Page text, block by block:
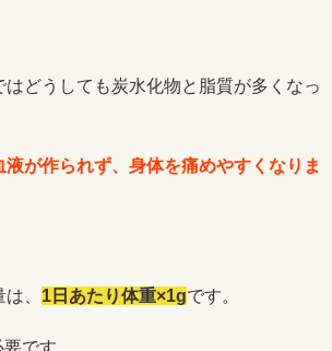
どうしても炭水化物と脂質が多くなっ
が作られず、身体を痛めやすくなりま
、 1日あたり体重×1gです。
です。